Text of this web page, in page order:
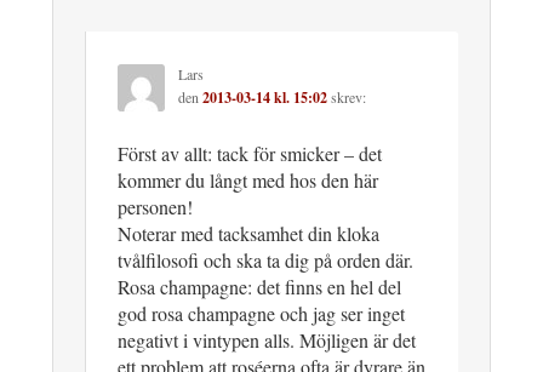
Lars
den2013-03-14 kl. 15:02skrev:
Först av allt: tack för smicker – det
kommer du långt med hos den här
personen!
Noterar med tacksamhet din kloka
tvålfilosofi och ska ta dig på orden där.
Rosa champagne: det finns en hel del
god rosa champagne och jag ser inget
negativt i vintypen alls. Möjligen är det
ett problem att roséerna ofta är dyrare än